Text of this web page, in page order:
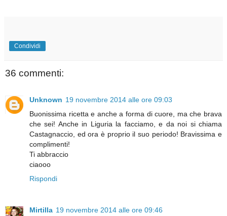
Condividi
36 commenti:
Unknown 19 novembre 2014 alle ore 09:03
Buonissima ricetta e anche a forma di cuore, ma che brava
che sei! Anche in Liguria la facciamo, e da noi si chiama
Castagnaccio, ed ora è proprio il suo periodo! Bravissima e
complimenti!
Ti abbraccio
ciaooo
Rispondi
Mirtilla 19 novembre 2014 alle ore 09:46